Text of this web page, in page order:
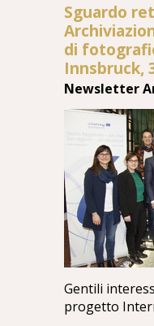
Sguardo
di
Innsbruck,
Newsletter
Gentili
progetto